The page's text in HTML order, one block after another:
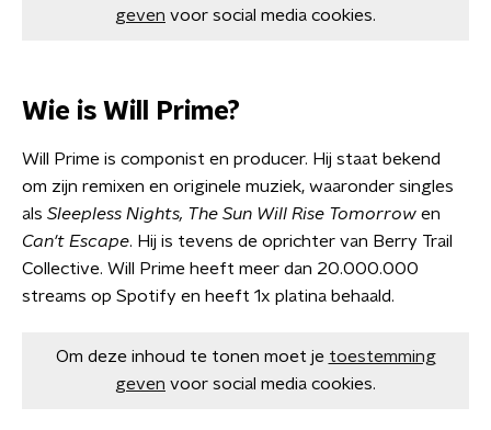
geven voor social media cookies.
Wie is Will Prime?
Will Prime is componist en producer. Hij staat bekend
om zijn remixen en originele muziek, waaronder singles
als Sleepless Nights, The Sun Will Rise Tomorrow en
Can't Escape. Hij is tevens de oprichter van Berry Trail
Collective. Will Prime heeft meer dan 20.000.000
streams op Spotify en heeft 1x platina behaald.
Om deze inhoud te tonen moet je toestemming
geven voor social media cookies.